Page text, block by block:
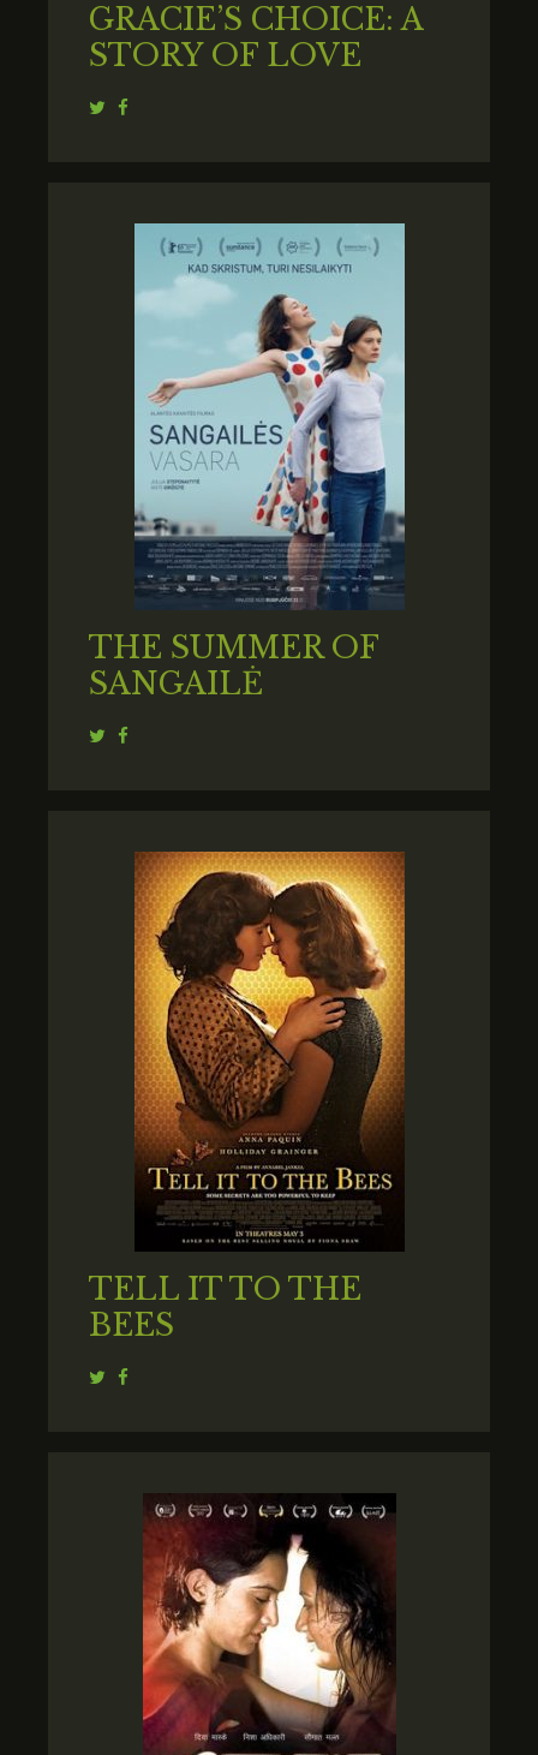
GRACIE’S CHOICE: A
STORY OF LOVE
Twitter
THE SUMMER OF
SANGAILĖ
Twitter
TELL IT TO THE
BEES
Twitter